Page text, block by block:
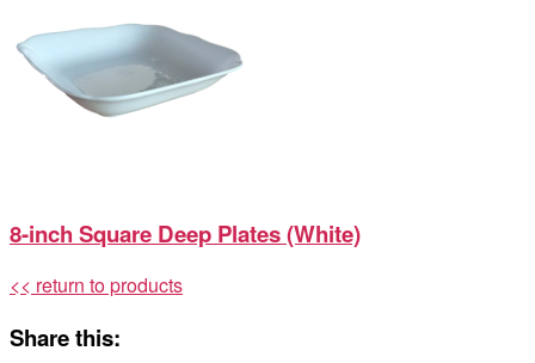
8-inch Square Deep Plates (White)
<< return to products
Share this: